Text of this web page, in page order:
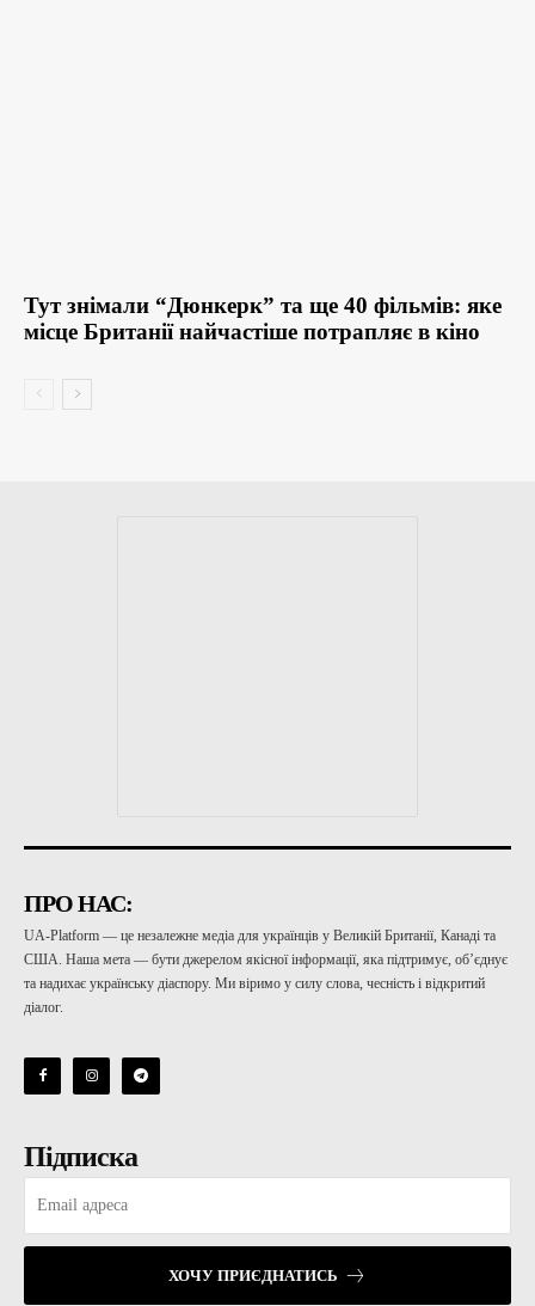
Тут знімали “Дюнкерк” та ще 40 фільмів: яке
місце Британії найчастіше потрапляє в кіно
ПРО НАС:
UA-Platform — це незалежне медіа для українців у Великій Британії, Канаді та
США. Наша мета — бути джерелом якісної інформації, яка підтримує, об’єднує
та надихає українську діаспору. Ми віримо у силу слова, чесність і відкритий
діалог.
Підписка
ХОЧУ ПРИЄДНАТИСЬ